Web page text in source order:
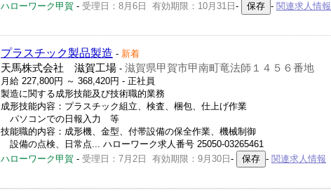
ハローワーク甲賀 - 受理日：8月6日 有効期限：10月31日 - - 関連求人情報
プラスチック製品製造 - 新着
天馬株式会社 滋賀工場 - 滋賀県甲賀市甲南町竜法師１４５６番地
月給 227,800円 ～ 368,420円 - 正社員
製造に関する成形技能及び技術職的業務
成形技能内容：プラスチック組立、検査、梱包、仕上げ作業
パソコンでの日報入力 等
技能職的内容：成形機、金型、付帯設備の保全作業、機械制御
設備の点検、日常点... ハローワーク求人番号 25050-03265461
ハローワーク甲賀 - 受理日：7月2日 有効期限：9月30日 - - 関連求人情報